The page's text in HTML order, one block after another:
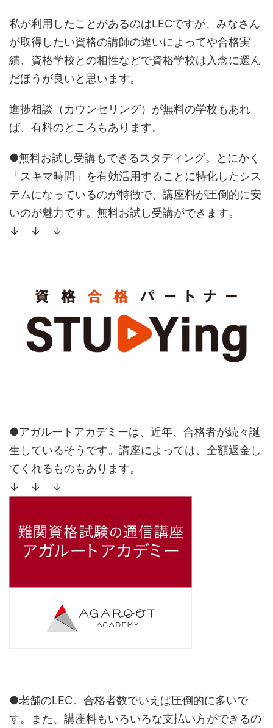
私が利用したことがあるのはLECですが、みなさん
が取得したい資格の講師の違いによってや合格実
績、資格学校との相性などで資格学校は入念に選ん
だほうが良いと思います。
進捗相談（カウンセリング）が無料の学校もあれ
ば、有料のところもあります。
●無料お試し受講もできるスタディング。とにかく
「スキマ時間」を有効活用することに特化したシス
テムになっているのが特徴で、講座料が圧倒的に安
いのが魅力です。無料お試し受講ができます。
↓ ↓ ↓
●アガルートアカデミーは、近年、合格者が続々誕
生しているそうです。講座によっては、全額返金し
てくれるものもあります。
↓ ↓ ↓
●老舗のLEC。合格者数でいえば圧倒的に多いで
す。また、講座料もいろいろな支払い方ができるの